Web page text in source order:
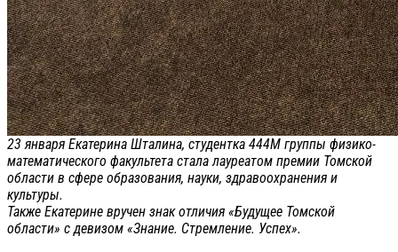
23 января Екатерина Шталина, студентка 444М группы физико-
математического факультета стала лауреатом премии Томской
области в сфере образования, науки, здравоохранения и
культуры.
Также Екатерине вручен знак отличия «Будущее Томской
области» с девизом «Знание. Стремление. Успех».